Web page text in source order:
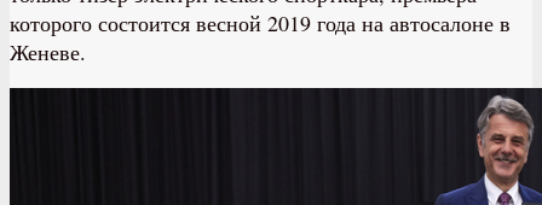
которого состоится весной 2019 года на автосалоне в
Женеве.